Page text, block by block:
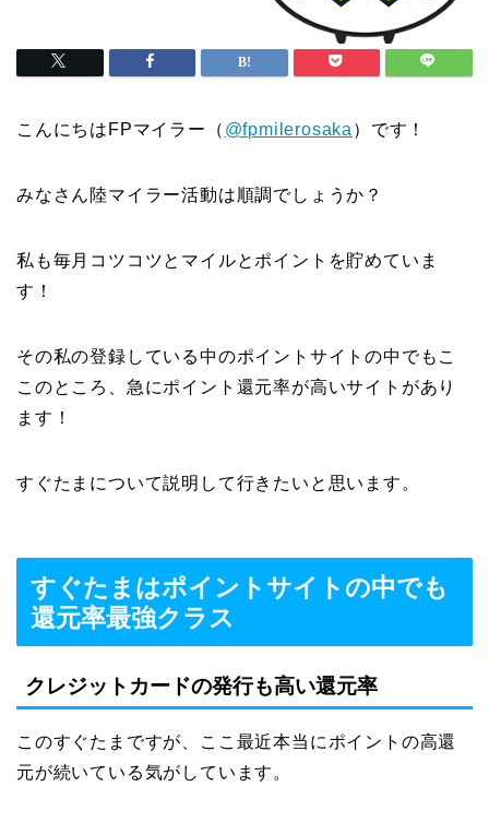
こんにちはFPマイラー（ @fpmilerosaka ）です！
みなさん陸マイラー活動は順調でしょうか？
私も毎月コツコツとマイルとポイントを貯めていま
す！
その私の登録している中のポイントサイトの中でもこ
このところ、急にポイント還元率が高いサイトがあり
ます！
すぐたまについて説明して行きたいと思います。
すぐたまはポイントサイトの中でも
還元率最強クラス
クレジットカードの発行も高い還元率
このすぐたまですが、ここ最近本当にポイントの高還
元が続いている気がしています。